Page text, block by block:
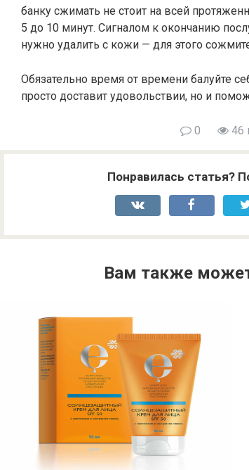
банку сжимать не стоит на всей
5 до 10 минут. Сигналом к окончанию
нужно удалить с кожи — для этого
Обязательно время от времени балуйте
просто доставит удовольствии, но и
0 46
Понравилась статья?
Вам также